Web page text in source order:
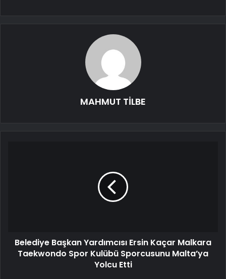
MAHMUT TİLBE
Belediye Başkan Yardımcısı Ersin Kaçar Malkara
Taekwondo Spor Kulübü Sporcusunu Malta’ya
Yolcu Etti